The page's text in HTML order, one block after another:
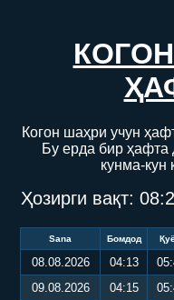
Когон шаҳри учун
Бу ерда бир ҳафта
кунма-кун
Ҳозирги вақт:
Sana Бомдод
08.08.2026 04:13
09.08.2026
04:15